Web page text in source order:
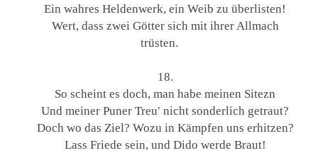
Ein wahres Heldenwerk, ein Weib zu überlisten!
Wert, dass zwei Götter sich mit ihrer Allmach
trüsten.
18.
So scheint es doch, man habe meinen Sitezn
Und meiner Puner Treu′ nicht sonderlich getraut?
Doch wo das Ziel? Wozu in Kämpfen uns erhitzen?
Lass Friede sein, und Dido werde Braut!